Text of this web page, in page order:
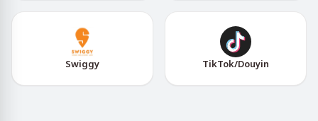
Swiggy TikTok/Douyin